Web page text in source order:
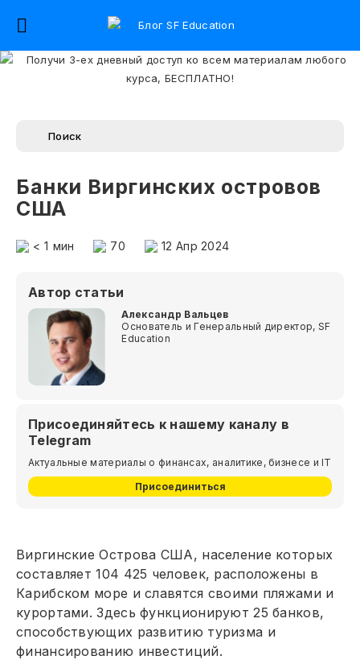
Банки Виргинских островов
США
< 1 мин 70 12 Апр 2024
Автор статьи
Александр Вальцев
Основатель и Генеральный директор, SF
Education
Присоединяйтесь к нашему каналу в
Telegram
Актуальные материалы о финансах, аналитике, бизнесе и IT
Присоединиться
Виргинские Острова США, население которых
составляет 104 425 человек, расположены в
Карибском море и славятся своими пляжами и
курортами. Здесь функционируют 25 банков,
способствующих развитию туризма и
финансированию инвестиций.